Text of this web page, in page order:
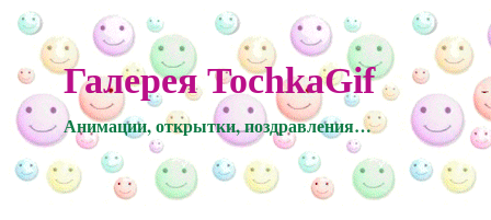
Галерея TochkaGif
Анимации, открытки, поздравления…